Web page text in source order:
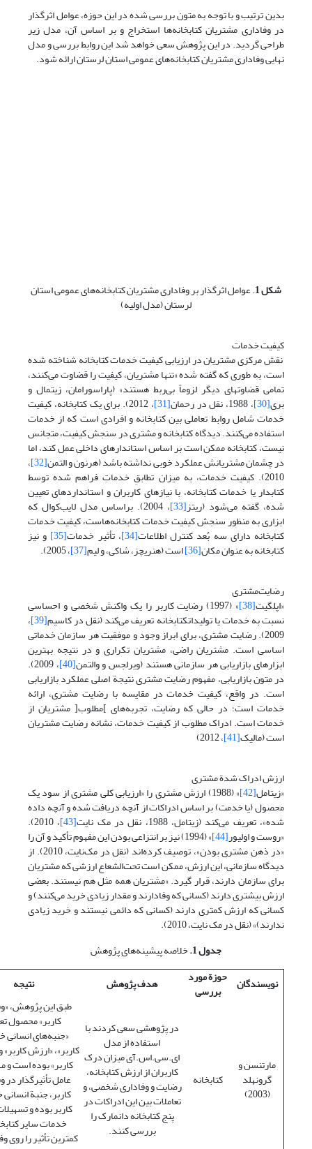
بدین ترتیب و با توجه به متون بررسی شده در این حوزه، عوامل اثرگذار
در وفاداری مشتریان کتابخانه‌ها استخراج و بر اساس آن، مدل زیر
طراحی گردید. در این پژوهش سعی خواهد شد این روابط بررسی و مدل
نهایی وفاداری مشتریان کتابخانه‌های عمومی استان لرستان ارائه شود.
شکل 1 . عوامل اثرگذار بر وفاداری مشتریان کتابخانه‌های عمومی استان
لرستان (مدل اولیه)
کیفیت خدمات
نقش مرکزی مشتریان در ارزیابی کیفیت خدمات کتابخانه شناخته شده
است، به طوری که گفته شده «تنها مشتریان، کیفیت را قضاوت می‌کنند،
تمامی قضاوتهای دیگر لزوماً بی‌ربط هستند» (پاراسورامان، زیتمال و
بری[30] ، 1988، نقل در رحمان [31] ، 2012). برای یک کتابخانه، کیفیت
خدمات شامل روابط تعاملی بین کتابخانه و افرادی است که از خدمات
استفاده می‌کنند. دیدگاه کتابخانه و مشتری در سنجش کیفیت، متجانس
نیست، کتابخانه ممکن است بر اساس استاندارهای داخلی عمل کند، اما
در چشمان مشتریانش عملکرد خوبی نداشته باشد (هرنون و التمن[32] ،
2010). کیفیت خدمات، به میزان تطابقِ خدماتِ فراهم شده توسط
کتابدار یا خدمات کتابخانه، با نیازهای کاربران و استانداردهای تعیین
شده، گفته می‌شود (ریتز[33] ، 2004). براساس مدل لایب‌کوال که
ابزاری به منظور سنجش کیفیت خدمات کتابخانه‌هاست، کیفیت خدمات
کتابخانه دارای سه بُعد کنترل اطلاعات[34] ، تأثیر خدمات[35] و نیز
کتابخانه به عنوان مکان[36] است (هنریچز، شاکی، و لیم[37] ، 2005).
رضایت‌مشتری
«اپلگیت[38] » (1997) رضایت کاربر را یک واکنش شخصی و احساسی
نسبت به خدمات یا تولیداتکتابخانه تعریف می‌کند (نقل در کاسیم[39] ،
2009). رضایت مشتری، برای ابراز وجود و موفقیت هر سازمان خدماتی
اساسی است. مشتریان راضی، مشتریان تکراری و در نتیجه بهترین
ابزارهای بازاریابی هر سازمانی هستند (ویرلجس و والتمن[40] ، 2009).
در متون بازاریابی، مفهوم رضایت مشتری نتیجة اصلی عملکرد بازاریابی
است. در واقع، کیفیت خدمات در مقایسه با رضایت مشتری، ارائه
خدمات است؛ در حالی که رضایت، تجربه‌های ]مطلوب[ مشتریان از
خدمات است. ادراک مطلوب از کیفیت خدمات، نشانه رضایت مشتریان
است (مالیک[41] ، 2012)
ارزش ادراک شدة مشتری
«زیتامل[42] » (1988) ارزش مشتری را «ارزیابی کلی مشتری از سود یک
محصول (یا خدمت) بر اساس ادراکات از آنچه دریافت شده و آنچه داده
شده»، تعریف می‌کند (زیتامل، 1988، نقل در مک نایت [43] ، 2010).
«روست و اولیور[44] » (1994) نیز بر انتزاعی بودن این مفهوم تأکید و آن را
«در ذهن مشتری بودن»، توصیف کرده‌اند (نقل در مک‌نایت، 2010). از
دیدگاه سازمانی، این ارزش، ممکن است تحت‌الشعاع ارزشی که مشتریان
برای سازمان دارند، قرار گیرد. «مشتریان همه مثل هم نیستند. بعضی
ارزش بیشتری دارند (کسانی که وفادارند و مقدار زیادی خرید می‌کنند) و
کسانی که ارزش کمتری دارند (کسانی که دائمی نیستند و خرید زیادی
ندارند)» (نقل در مک نایت، 2010).
جدول 1. خلاصه پیشینه‌های پژوهش
نویسندگان حوزة مورد
بررسی هدف پژوهش نتیجه
مارتنسن و
گرونهلد
(2003)
کتابخانه
در پژوهشی سعی کردند با
استفاده از مدل
ای.سی.اس.آی میزان درک
کاربران از ارزش کتابخانه،
رضایت و وفاداری شخصی، و
تعاملات بین این ادراکات در
پنج کتابخانه دانمارک را
بررسی کنند.
طبق این پژوهش،
کاربر» محصول
«جنبه‌های
کاربر»، «ارزش
کاربر» بوده است و
عامل تأثیرگذار در
کاربر، جنبة
کاربر بوده و
خدمات سایر
کمترین تأثیر را روی